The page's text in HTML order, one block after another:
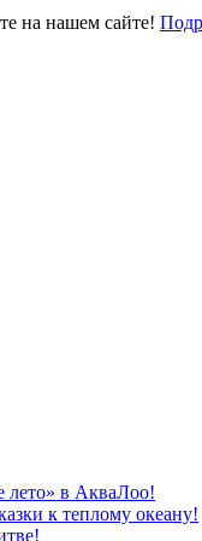
на нашем сайте!
в АкваЛоо!
к теплому океану!